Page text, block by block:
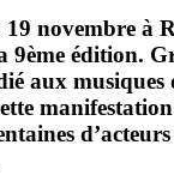
19 novembre à
9ème édition.
aux musiques